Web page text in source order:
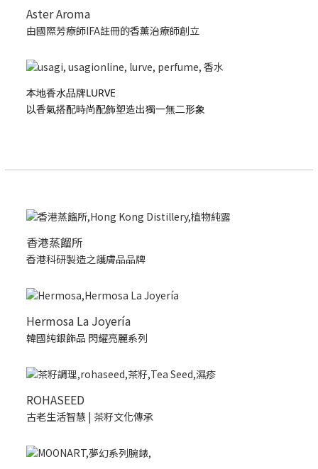
Aster Aroma
由國際芳療師IFA註冊的香薰治療師創立
本地香水品牌LURVE
以香氣搭配時尚配飾塑造出獨一無二形象
香港蒸餾所
香港科研製造之護膚品品牌
Hermosa La Joyería
韓國純銀飾品 閃耀亮麗系列
ROHASEED
古老生活智慧 | 茶籽文化傳承